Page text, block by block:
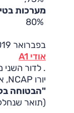
מערכות
בפברואר 2019 החל שיווק הדור השני של
אודי A1
. לדור השני
יורו NCAP, אלא שציוני משנה גבוהים מסייעים לה לקטוף את תואר
"הבטוחה
(תואר